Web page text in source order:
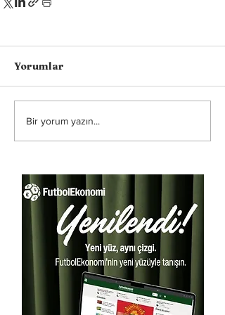
Yorumlar
Bir yorum yazın...